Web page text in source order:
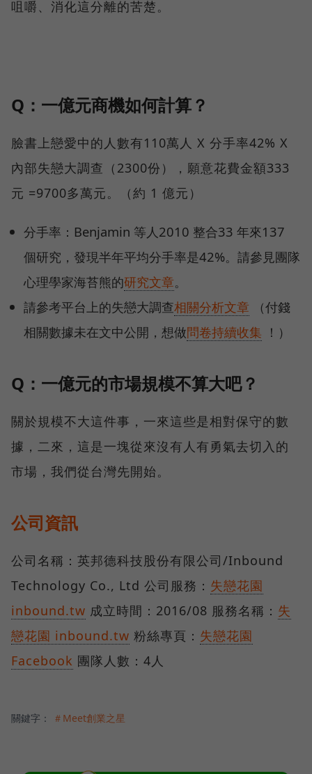
咀嚼、消化這分離的苦楚。
Q：一億元商機如何計算？
臉書上戀愛中的人數有110萬人 X 分手率42% X
內部失戀大調查（2300份），願意花費金額333
元 =9700多萬元。（約 1 億元）
分手率：Benjamin 等人2010 整合33 年來137
個研究，發現半年平均分手率是42%。請參見團隊
心理學家海苔熊的研究文章。
請參考平台上的失戀大調查相關分析文章 （付錢
相關數據未在文中公開，想做問卷持續收集 ！）
Q：一億元的市場規模不算大吧？
關於規模不大這件事，一來這些是相對保守的數
據，二來，這是一塊從來沒有人有勇氣去切入的
市場，我們從台灣先開始。
公司資訊
公司名稱：英邦德科技股份有限公司/Inbound
Technology Co., Ltd 公司服務： 失戀花園
inbound.tw 成立時間：2016/08 服務名稱： 失
戀花園 inbound.tw 粉絲專頁： 失戀花園
Facebook 團隊人數：4人
關鍵字： ＃Meet創業之星